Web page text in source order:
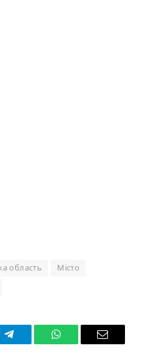
область Місто
Telegram WhatsAppEmail